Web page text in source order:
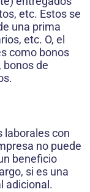
etc. Estos se
una prima
etc. O, el
como bonos
bonos de
laborales con
no puede
beneficio
si es una
adicional.